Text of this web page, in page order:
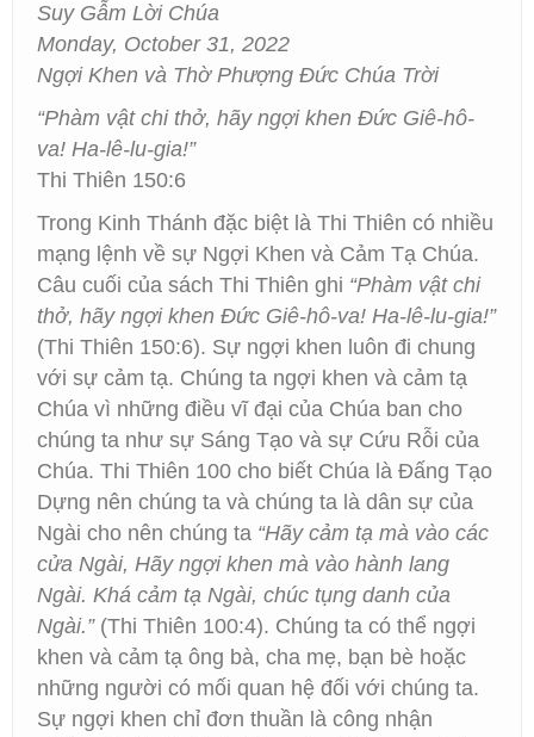
Suy Gẫm Lời Chúa
Monday, October 31, 2022
Ngợi Khen và Thờ Phượng Đức Chúa Trời
“Phàm vật chi thở, hãy ngợi khen Đức Giê-hô-
va! Ha-lê-lu-gia!”
Thi Thiên 150:6
Trong Kinh Thánh đặc biệt là Thi Thiên có nhiều
mạng lệnh về sự Ngợi Khen và Cảm Tạ Chúa.
Câu cuối của sách Thi Thiên ghi “Phàm vật chi
thở, hãy ngợi khen Đức Giê-hô-va! Ha-lê-lu-gia!”
(Thi Thiên 150:6). Sự ngợi khen luôn đi chung
với sự cảm tạ. Chúng ta ngợi khen và cảm tạ
Chúa vì những điều vĩ đại của Chúa ban cho
chúng ta như sự Sáng Tạo và sự Cứu Rỗi của
Chúa. Thi Thiên 100 cho biết Chúa là Đấng Tạo
Dựng nên chúng ta và chúng ta là dân sự của
Ngài cho nên chúng ta “Hãy cảm tạ mà vào các
cửa Ngài, Hãy ngợi khen mà vào hành lang
Ngài. Khá cảm tạ Ngài, chúc tụng danh của
Ngài.”(Thi Thiên 100:4). Chúng ta có thể ngợi
khen và cảm tạ ông bà, cha mẹ, bạn bè hoặc
những người có mối quan hệ đối với chúng ta.
Sự ngợi khen chỉ đơn thuần là công nhận